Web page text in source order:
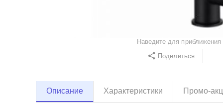
Наведите для приближения
Поделиться
Описание Характеристики Промо-